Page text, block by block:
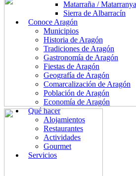
Matarraña / Matarranya
Sierra de Albarracín
Conoce Aragón
Municipios
Historia de Aragón
Tradiciones de Aragón
Gastronomía de Aragón
Fiestas de Aragón
Geografía de Aragón
Comarcalización de Aragón
Población de Aragón
Economía de Aragón
Qué hacer
Alojamientos
Restaurantes
Actividades
Gourmet
Servicios